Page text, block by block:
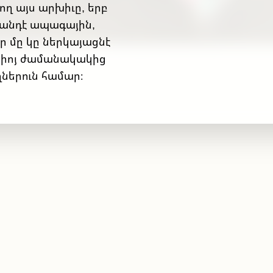
այս արխիւը, երբ
ապագային,
մը կը ներկայացնէ
ժամանակակից
համար։